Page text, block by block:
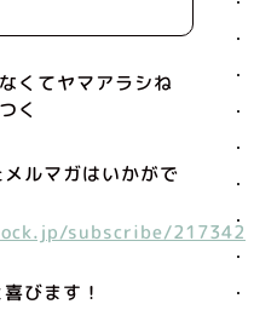
くてヤマアラシね
く
ルマガはいかがで
subscribe/217342
びます！